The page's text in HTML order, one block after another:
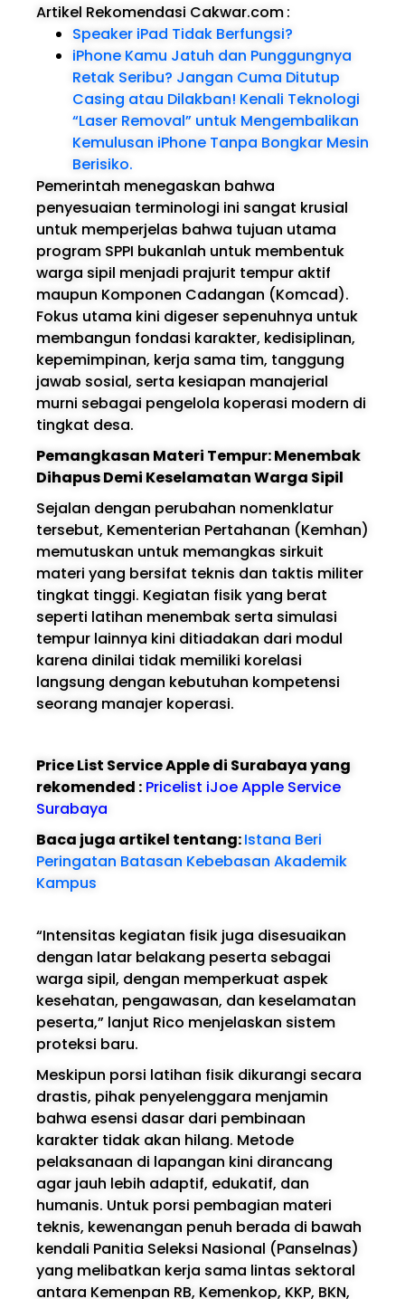
Artikel Rekomendasi Cakwar.com:
Speaker iPad Tidak Berfungsi?
iPhone Kamu Jatuh dan Punggungnya
Retak Seribu? Jangan Cuma Ditutup
Casing atau Dilakban! Kenali Teknologi
“Laser Removal” untuk Mengembalikan
Kemulusan iPhone Tanpa Bongkar Mesin
Berisiko.
Pemerintah menegaskan bahwa
penyesuaian terminologi ini sangat krusial
untuk memperjelas bahwa tujuan utama
program SPPI bukanlah untuk membentuk
warga sipil menjadi prajurit tempur aktif
maupun Komponen Cadangan (Komcad).
Fokus utama kini digeser sepenuhnya untuk
membangun fondasi karakter, kedisiplinan,
kepemimpinan, kerja sama tim, tanggung
jawab sosial, serta kesiapan manajerial
murni sebagai pengelola koperasi modern di
tingkat desa.
Pemangkasan Materi Tempur: Menembak
Dihapus Demi Keselamatan Warga Sipil
Sejalan dengan perubahan nomenklatur
tersebut, Kementerian Pertahanan (Kemhan)
memutuskan untuk memangkas sirkuit
materi yang bersifat teknis dan taktis militer
tingkat tinggi. Kegiatan fisik yang berat
seperti latihan menembak serta simulasi
tempur lainnya kini ditiadakan dari modul
karena dinilai tidak memiliki korelasi
langsung dengan kebutuhan kompetensi
seorang manajer koperasi.
Price List Service Apple di Surabaya yang
rekomended : Pricelist iJoe Apple Service
Surabaya
Baca juga artikel tentang:Istana Beri
Peringatan Batasan Kebebasan Akademik
Kampus
“Intensitas kegiatan fisik juga disesuaikan
dengan latar belakang peserta sebagai
warga sipil, dengan memperkuat aspek
kesehatan, pengawasan, dan keselamatan
peserta,” lanjut Rico menjelaskan sistem
proteksi baru.
Meskipun porsi latihan fisik dikurangi secara
drastis, pihak penyelenggara menjamin
bahwa esensi dasar dari pembinaan
karakter tidak akan hilang. Metode
pelaksanaan di lapangan kini dirancang
agar jauh lebih adaptif, edukatif, dan
humanis. Untuk porsi pembagian materi
teknis, kewenangan penuh berada di bawah
kendali Panitia Seleksi Nasional (Panselnas)
yang melibatkan kerja sama lintas sektoral
antara Kemenpan RB, Kemenkop, KKP, BKN,